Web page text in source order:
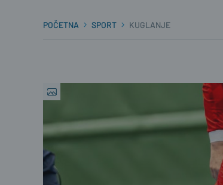
POČETNA SPORT KUGLANJE